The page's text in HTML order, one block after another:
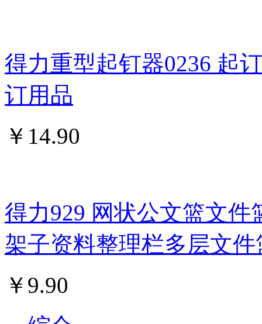
得力重型起钉器0236 起
订用品
￥ 14.90
得力929 网状公文篮文
架子资料整理栏多层文件
￥ 9.90